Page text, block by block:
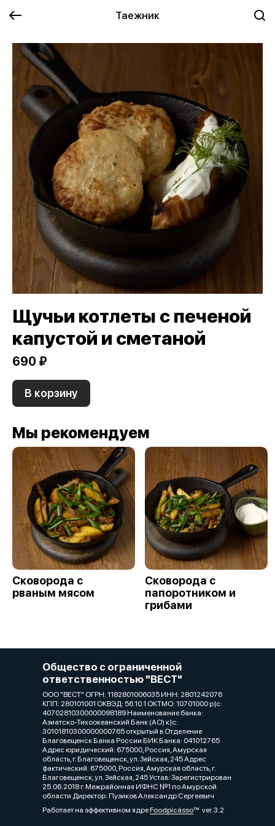
Таежник
Щучьи котлеты с печеной
капустой и сметаной
690 ₽
В корзину
Мы рекомендуем
Сковорода с
рваным мясом
Сковорода с
папоротником и
грибами
Общество с ограниченной
ответственностью "ВЕСТ"
ООО "ВЕСТ" ОГРН: 1182801006035 ИНН: 2801242076
КПП: 280101001 ОКВЭД: 56.10.1 ОКТМО: 10701000 р|c:
40702810300000098189 Наименование банка:
Азиатско-Тихоокеанский Банк (АО) к|c:
30101810300000000765 открытый в Отделение
Благовещенск Банка России БИК Банка: 041012765
Адрес юридический: 675000, Россия, Амурская
область, г. Благовещенск, ул. Зейская, 245 Адрес
фактический: 675000, Россия, Амурская область, г.
Благовещенск, ул. Зейская, 245 Устав: Зарегистрирован
25.06.2018 г. Межрайонная ИФНС №1 по Амурской
области Директор: Пузиков Александр Сергеевич
Работает на эффективном ядреFoodpicássover. 3.2